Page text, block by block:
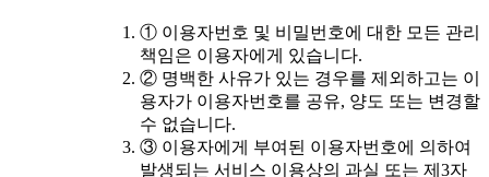
① 이용자번호 및 비밀번호에 대한 모든 관리
책임은 이용자에게 있습니다.
② 명백한 사유가 있는 경우를 제외하고는 이
용자가 이용자번호를 공유, 양도 또는 변경할
수 없습니다.
③ 이용자에게 부여된 이용자번호에 의하여
발생되는 서비스 이용상의 과실 또는 제3자